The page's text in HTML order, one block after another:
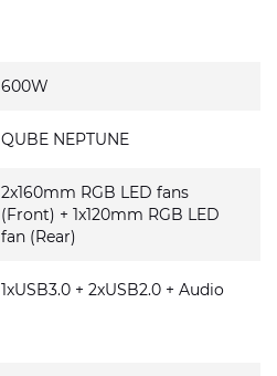
600W
QUBE NEPTUNE
2x160mm RGB LED fans
(Front) + 1x120mm RGB LED
fan (Rear)
1xUSB3.0 + 2xUSB2.0 + Audio